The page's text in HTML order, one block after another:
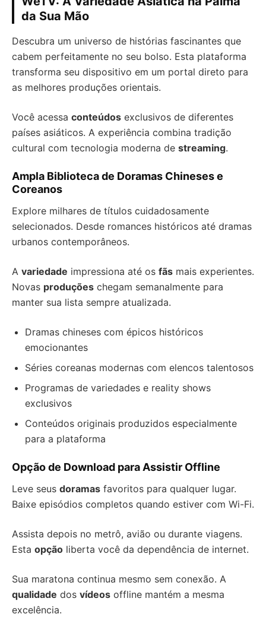
da Sua Mão
Descubra um universo de histórias fascinantes que
cabem perfeitamente no seu bolso. Esta plataforma
transforma seu dispositivo em um portal direto para
as melhores produções orientais.
Você acessa conteúdos exclusivos de diferentes
países asiáticos. A experiência combina tradição
cultural com tecnologia moderna de streaming.
Ampla Biblioteca de Doramas Chineses e
Coreanos
Explore milhares de títulos cuidadosamente
selecionados. Desde romances históricos até dramas
urbanos contemporâneos.
A variedade impressiona até os fãs mais experientes.
Novas produções chegam semanalmente para
manter sua lista sempre atualizada.
Dramas chineses com épicos históricos
emocionantes
Séries coreanas modernas com elencos talentosos
Programas de variedades e reality shows
exclusivos
Conteúdos originais produzidos especialmente
para a plataforma
Opção de Download para Assistir Offline
Leve seus doramas favoritos para qualquer lugar.
Baixe episódios completos quando estiver com Wi-Fi.
Assista depois no metrô, avião ou durante viagens.
Esta opção liberta você da dependência de internet.
Sua maratona continua mesmo sem conexão. A
qualidade dos vídeos offline mantém a mesma
excelência.